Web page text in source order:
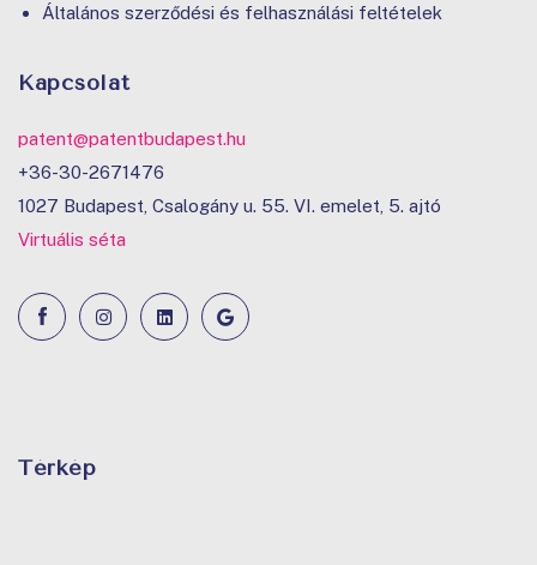
Általános szerződési és felhasználási feltételek
Kapcsolat
patent@patentbudapest.hu
+36-30-2671476
1027 Budapest, Csalogány u. 55. VI. emelet, 5. ajtó
Virtuális séta
Térkép